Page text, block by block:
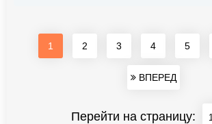
1 2 3 4 5
ВПЕРЕД
Перейти на страницу: